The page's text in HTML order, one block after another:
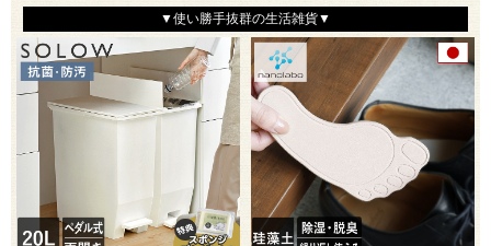
▼使い勝手抜群の生活雑貨▼